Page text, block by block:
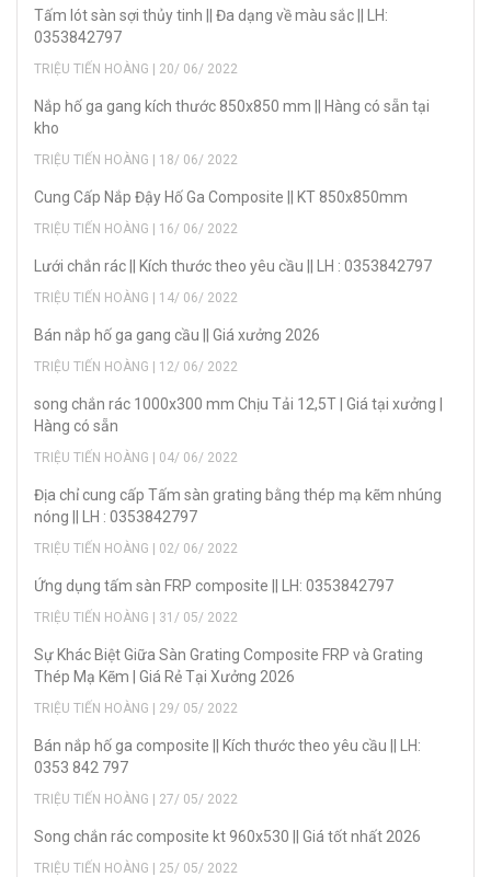
Tấm lót sàn sợi thủy tinh || Đa dạng về màu sắc || LH:
0353842797
TRIỆU TIẾN HOÀNG | 20/ 06/ 2022
Nắp hố ga gang kích thước 850x850 mm || Hàng có sẵn tại
kho
TRIỆU TIẾN HOÀNG | 18/ 06/ 2022
Cung Cấp Nắp Đậy Hố Ga Composite || KT 850x850mm
TRIỆU TIẾN HOÀNG | 16/ 06/ 2022
Lưới chắn rác || Kích thước theo yêu cầu || LH : 0353842797
TRIỆU TIẾN HOÀNG | 14/ 06/ 2022
Bán nắp hố ga gang cầu || Giá xưởng 2026
TRIỆU TIẾN HOÀNG | 12/ 06/ 2022
song chắn rác 1000x300 mm Chịu Tải 12,5T | Giá tại xưởng |
Hàng có sẵn
TRIỆU TIẾN HOÀNG | 04/ 06/ 2022
Địa chỉ cung cấp Tấm sàn grating bằng thép mạ kẽm nhúng
nóng || LH : 0353842797
TRIỆU TIẾN HOÀNG | 02/ 06/ 2022
Ứng dụng tấm sàn FRP composite || LH: 0353842797
TRIỆU TIẾN HOÀNG | 31/ 05/ 2022
Sự Khác Biệt Giữa Sàn Grating Composite FRP và Grating
Thép Mạ Kẽm | Giá Rẻ Tại Xưởng 2026
TRIỆU TIẾN HOÀNG | 29/ 05/ 2022
Bán nắp hố ga composite || Kích thước theo yêu cầu || LH:
0353 842 797
TRIỆU TIẾN HOÀNG | 27/ 05/ 2022
Song chắn rác composite kt 960x530 || Giá tốt nhất 2026
TRIỆU TIẾN HOÀNG | 25/ 05/ 2022